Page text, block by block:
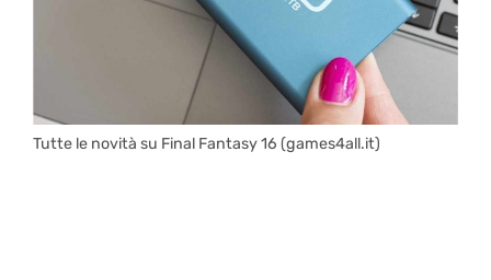
Tutte le novità su Final Fantasy 16 (games4all.it)